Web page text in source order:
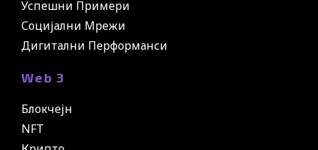
Успешни Примери
Социјални Мрежи
Дигитални Перформанси
Web 3
Блокчејн
NFT